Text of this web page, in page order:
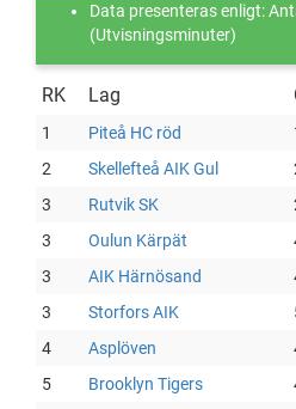
Data presenteras enligt:
(Utvisningsminuter)
RK Lag
1 Piteå HC röd
2
Skellefteå AIK Gul
3
Rutvik SK
3
Oulun Kärpät
3
AIK Härnösand
3
Storfors AIK
4
Asplöven
5
Brooklyn Tigers